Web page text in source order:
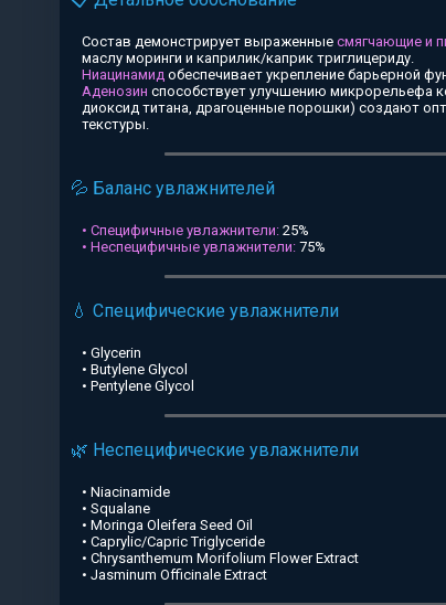
Состав демонстрирует выраженные смягчающие и
маслу моринги и каприлик/каприк триглицериду.
Ниацинамид обеспечивает укрепление барьерной
Аденозин способствует улучшению микрорельефа
диоксид титана, драгоценные порошки) создают
текстуры.
💦 Баланс увлажнителей
• Специфичные увлажнители: 25%
• Неспецифичные увлажнители: 75%
💧 Специфические увлажнители
• Glycerin
• Butylene Glycol
• Pentylene Glycol
🌿 Неспецифические увлажнители
• Niacinamide
• Squalane
• Moringa Oleifera Seed Oil
• Caprylic/Capric Triglyceride
• Chrysanthemum Morifolium Flower Extract
• Jasminum Officinale Extract